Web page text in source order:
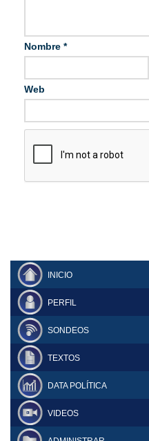
Nombre *
Web
INICIO
PERFIL
SONDEOS
TEXTOS
DATA POLÍTICA
VIDEOS